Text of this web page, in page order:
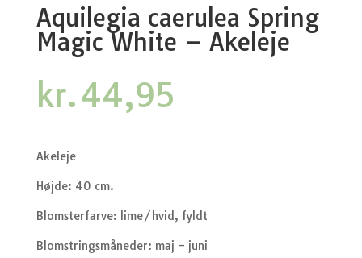
Aquilegia caerulea Spring
Magic White – Akeleje
kr.44,95
Akeleje
Højde: 40 cm.
Blomsterfarve: lime/hvid, fyldt
Blomstringsmåneder: maj – juni